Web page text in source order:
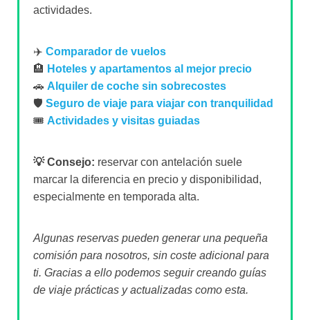
actividades.
✈️ Comparador de vuelos
🏨 Hoteles y apartamentos al mejor precio
🚗 Alquiler de coche sin sobrecostes
🛡️ Seguro de viaje para viajar con tranquilidad
🎟️ Actividades y visitas guiadas
💡 Consejo: reservar con antelación suele
marcar la diferencia en precio y disponibilidad,
especialmente en temporada alta.
Algunas reservas pueden generar una pequeña
comisión para nosotros, sin coste adicional para
ti. Gracias a ello podemos seguir creando guías
de viaje prácticas y actualizadas como esta.